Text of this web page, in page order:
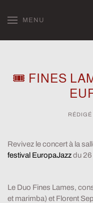
Skip to main content
MENU
🎟 FINES
RÉDIGÉ
Revivez le concert à la
festival EuropaJazzdu
Le Duo Fines Lames,
et marimba) et Florent